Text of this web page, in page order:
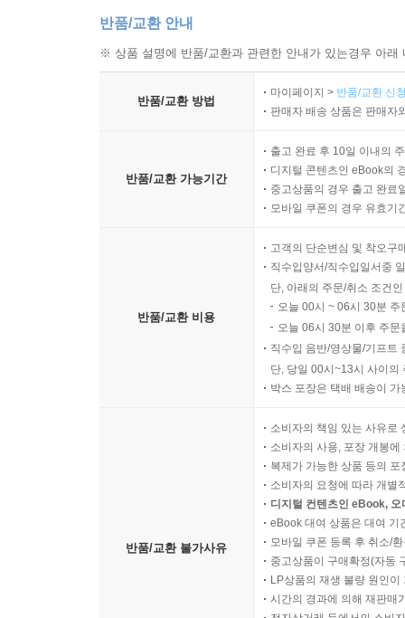
반품/교환 안내
※ 상품 설명에 반품/교환과 관련한 안내가 있는경우 아
반품/교환 방법
마이페이지 > 반품/교환 신
판매자 배송 상품은 판매자
반품/교환 가능기간
출고 완료 후 10일 이내의
디지털 콘텐츠인 eBook의
중고상품의 경우 출고 완료
모바일 쿠폰의 경우 유효기
반품/교환 비용
고객의 단순변심 및 착오구
직수입양서/직수입일서중
단, 아래의 주문/취소 조건
오늘 00시 ~ 06시 30분
오늘 06시 30분 이후 주
직수입 음반/영상물/기프트
단, 당일 00시~13시 사이의
박스 포장은 택배 배송이
반품/교환 불가사유
소비자의 책임 있는 사유로
소비자의 사용, 포장 개봉
복제가 가능한 상품 등의
소비자의 요청에 따라 개별
디지털 컨텐츠인 eBook,
eBook 대여 상품은 대여 기
모바일 쿠폰 등록 후 취소/
중고상품이 구매확정(자동
LP상품의 재생 불량 원인
시간의 경과에 의해 재판매